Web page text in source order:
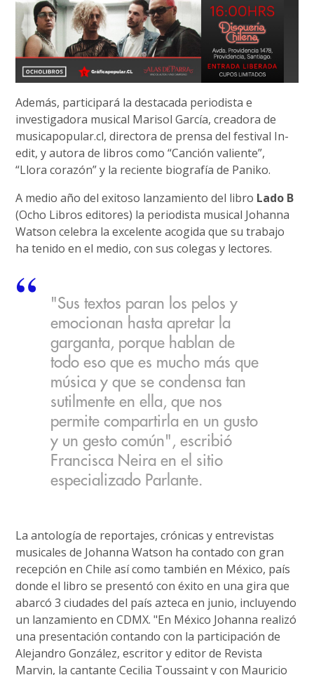
Además, participará la destacada periodista e
investigadora musical Marisol García, creadora de
musicapopular.cl, directora de prensa del festival In-
edit, y autora de libros como “Canción valiente”,
“Llora corazón” y la reciente biografía de Paniko.
A medio año del exitoso lanzamiento del libro Lado B
(Ocho Libros editores) la periodista musical Johanna
Watson celebra la excelente acogida que su trabajo
ha tenido en el medio, con sus colegas y lectores.
"Sus textos paran los pelos y
emocionan hasta apretar la
garganta, porque hablan de
todo eso que es mucho más que
música y que se condensa tan
sutilmente en ella, que nos
permite compartirla en un gusto
y un gesto común", escribió
Francisca Neira en el sitio
especializado Parlante.
La antología de reportajes, crónicas y entrevistas
musicales de Johanna Watson ha contado con gran
recepción en Chile así como también en México, país
donde el libro se presentó con éxito en una gira que
abarcó 3 ciudades del país azteca en junio, incluyendo
un lanzamiento en CDMX. "En México Johanna realizó
una presentación contando con la participación de
Alejandro González, escritor y editor de Revista
Marvin, la cantante Cecilia Toussaint y con Mauricio